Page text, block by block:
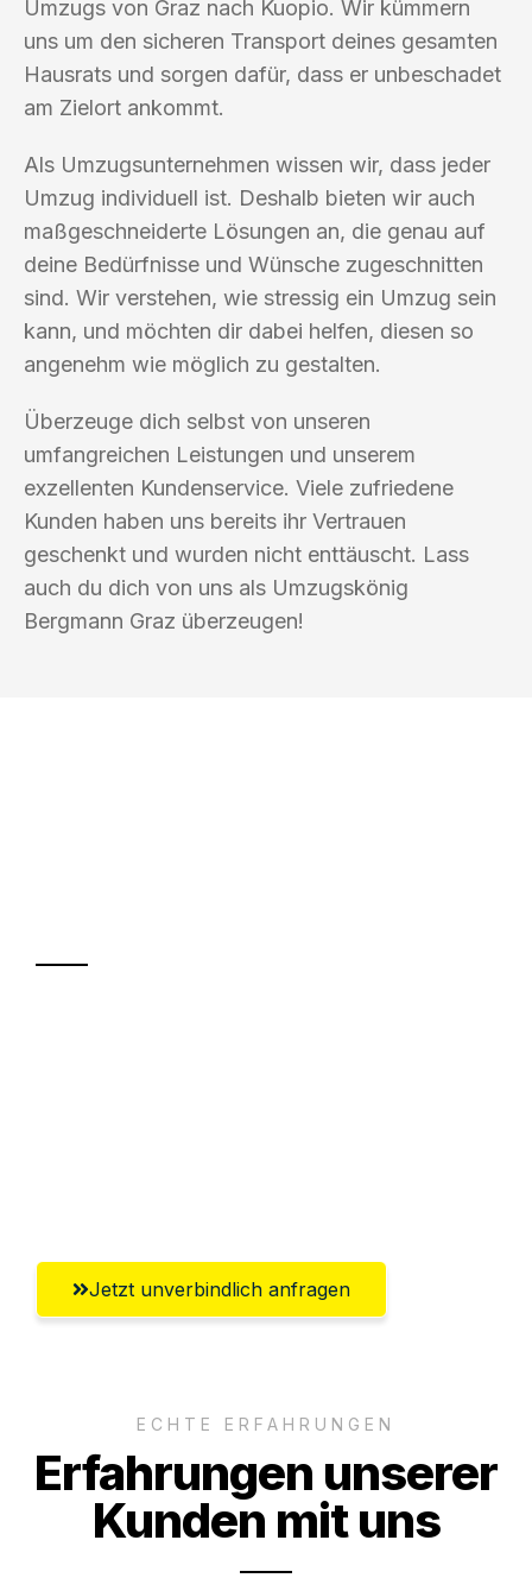
Umzugs von Graz nach Kuopio. Wir kümmern
uns um den sicheren Transport deines gesamten
Hausrats und sorgen dafür, dass er unbeschadet
am Zielort ankommt.
Als Umzugsunternehmen wissen wir, dass jeder
Umzug individuell ist. Deshalb bieten wir auch
maßgeschneiderte Lösungen an, die genau auf
deine Bedürfnisse und Wünsche zugeschnitten
sind. Wir verstehen, wie stressig ein Umzug sein
kann, und möchten dir dabei helfen, diesen so
angenehm wie möglich zu gestalten.
Überzeuge dich selbst von unseren
umfangreichen Leistungen und unserem
exzellenten Kundenservice. Viele zufriedene
Kunden haben uns bereits ihr Vertrauen
geschenkt und wurden nicht enttäuscht. Lass
auch du dich von uns als Umzugskönig
Bergmann Graz überzeugen!
Jetzt unverbindlich anfragen
ECHTE ERFAHRUNGEN
Erfahrungen unserer
Kunden mit uns